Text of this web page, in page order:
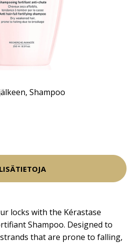
, Shampoo
LISÄTIETOJA
locks with the Kérastase
Shampoo. Designed to
that are prone to falling,